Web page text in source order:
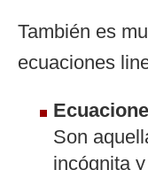
También es
ecuaciones
Son
incógnita